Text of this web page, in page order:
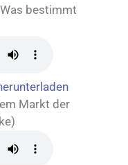
bestimmt
Markt der